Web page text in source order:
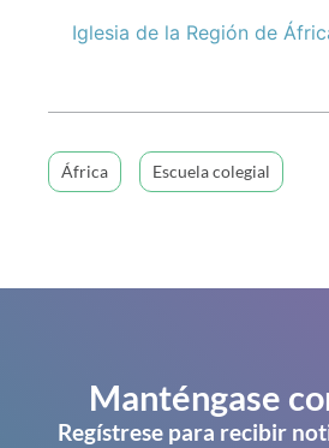
Iglesia de la Región de
África Escuela colegial
Manténgase
Regístrese para recibir